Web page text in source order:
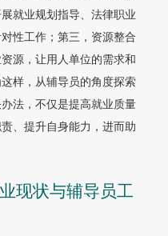
就业规划指导、法律职业
性工作；第三，资源整合
源，让用人单位的需求和
样，从辅导员的角度探索
法，不仅是提高就业质量
、提升自身能力，进而助
现状与辅导员工